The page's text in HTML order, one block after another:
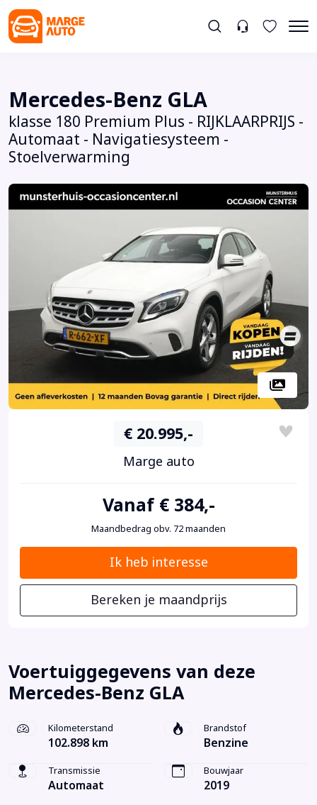
Mercedes-Benz GLA
klasse 180 Premium Plus - RIJKLAARPRIJS -
Automaat - Navigatiesysteem -
Stoelverwarming
€ 20.995,-
Marge auto
Vanaf € 384,-
Maandbedrag obv. 72 maanden
Ik heb interesse
Bereken je maandprijs
Voertuiggegevens van deze
Mercedes-Benz GLA
Kilometerstand
102.898 km
Brandstof
Benzine
Transmissie
Automaat
Bouwjaar
2019